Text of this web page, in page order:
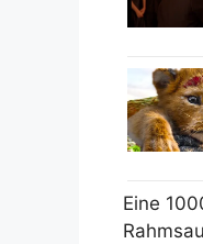
Eine